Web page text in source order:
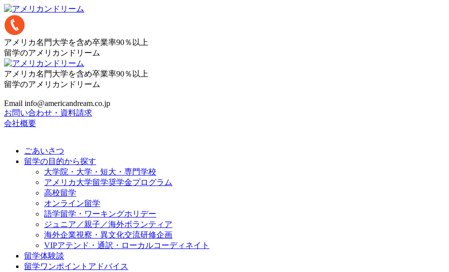
アメリカ名門大学を含め卒業率90％以上
留学のアメリカンドリーム
アメリカ名門大学を含め卒業率90％以上
留学のアメリカンドリーム
Email info@americandream.co.jp
お問い合わせ・資料請求
会社概要
ごあいさつ
留学の目的から探す
大学院・大学・短大・専門学校
アメリカ大学留学奨学金プログラム
高校留学
オンライン留学
語学留学・ワーキングホリデー
ジュニア／親子／海外ボランティア
海外企業視察・異文化交流研修企画
VIPアテンド・通訳・ローカルコーディネイト
留学体験談
留学ワンポイントアドバイス